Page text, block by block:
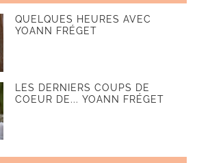
QUELQUES HEURES AVEC
YOANN FRÉGET
LES DERNIERS COUPS DE
COEUR DE... YOANN FRÉGET